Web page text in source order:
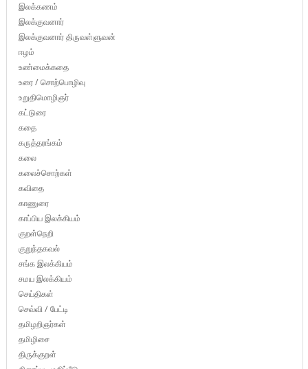
இலக்கணம்
இலக்குவனார்
இலக்குவனார் திருவள்ளுவன்
ஈழம்
உண்மைக்கதை
உரை / சொற்பொழிவு
உறுதிமொழிஞர்
கட்டுரை
கதை
கருத்தரங்கம்
கலை
கலைச்சொற்கள்
கவிதை
காணுரை
காப்பிய இலக்கியம்
குறள்நெறி
குறுந்தகவல்
சங்க இலக்கியம்
சமய இலக்கியம்
செய்திகள்
செவ்வி / பேட்டி
தமிழறிஞர்கள்
தமிழிசை
திருக்குறள்